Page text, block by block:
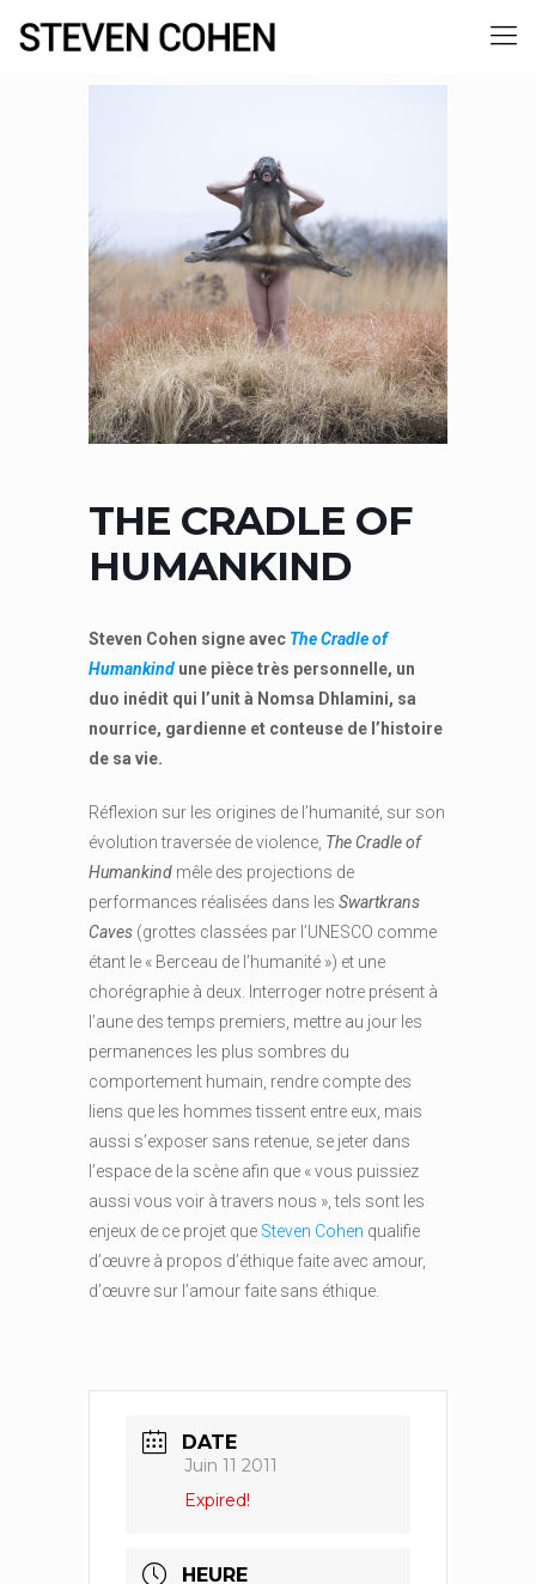
THE CRADLE OF
HUMANKIND
Steven Cohen signe avec The Cradle of
Humankind une pièce très personnelle, un
duo inédit qui l’unit à Nomsa Dhlamini, sa
nourrice, gardienne et conteuse de l’histoire
de sa vie.
Réflexion sur les origines de l’humanité, sur son
évolution traversée de violence, The Cradle of
Humankind mêle des projections de
performances réalisées dans les Swartkrans
Caves (grottes classées par l’UNESCO comme
étant le « Berceau de l’humanité ») et une
chorégraphie à deux. Interroger notre présent à
l’aune des temps premiers, mettre au jour les
permanences les plus sombres du
comportement humain, rendre compte des
liens que les hommes tissent entre eux, mais
aussi s’exposer sans retenue, se jeter dans
l’espace de la scène afin que « vous puissiez
aussi vous voir à travers nous », tels sont les
enjeux de ce projet que Steven Cohen qualifie
d’œuvre à propos d’éthique faite avec amour,
d’œuvre sur l’amour faite sans éthique.
DATE
Juin 11 2011
Expired!
HEURE